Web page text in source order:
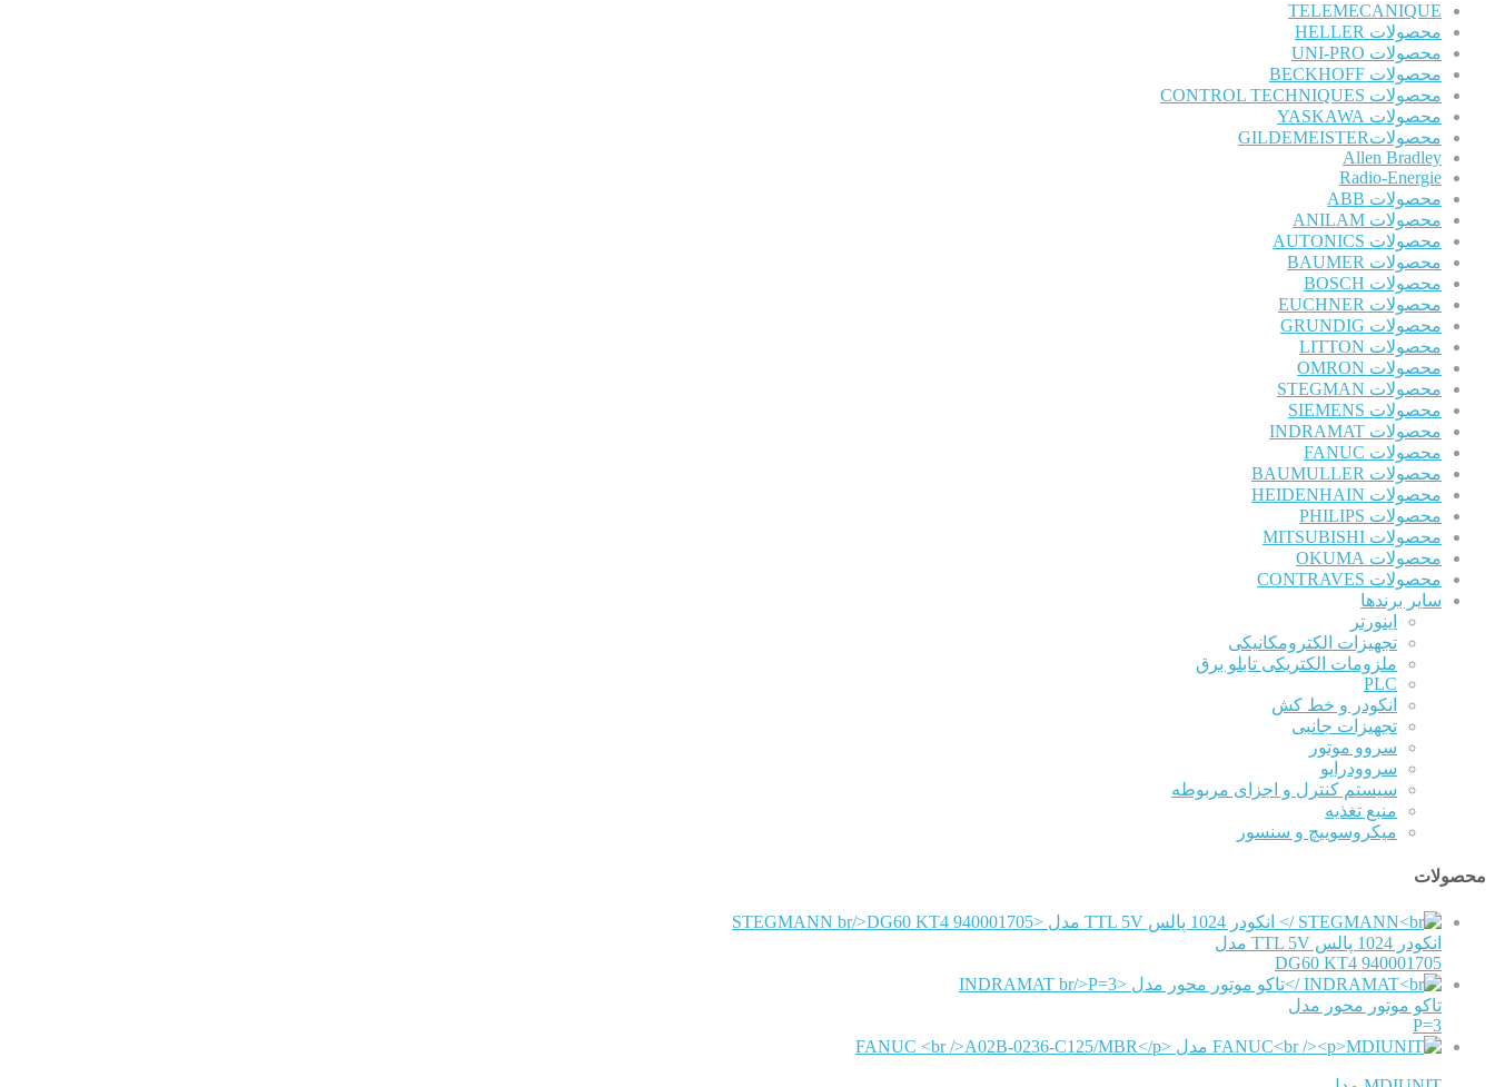
TELEMECANIQUE
محصولات HELLER
محصولات UNI-PRO
محصولات BECKHOFF
محصولات CONTROL TECHNIQUES
محصولات YASKAWA
محصولاتGILDEMEISTER
Allen Bradley
Radio-Energie
محصولات ABB
محصولات ANILAM
محصولات AUTONICS
محصولات BAUMER
محصولات BOSCH
محصولات EUCHNER
محصولات GRUNDIG
محصولات LITTON
محصولات OMRON
محصولات STEGMAN
محصولات SIEMENS
محصولات INDRAMAT
محصولات FANUC
محصولات BAUMULLER
محصولات HEIDENHAIN
محصولات PHILIPS
محصولات MITSUBISHI
محصولات OKUMA
محصولات CONTRAVES
سایر برندها
اینورتر
تجهیزات الکترومکانیکی
ملزومات الکتریکی تابلو برق
PLC
انکودر و خط کش
تجهیزات جانبی
سروو موتور
سروودرایو
سیستم کنترل و اجزای مربوطه
منبع تغذیه
میکروسوییچ و سنسور
محصولات
STEGMANN
انکودر 1024 پالس TTL 5V مدل
DG60 KT4 940001705
INDRAMAT
تاکو موتور محور مدل
P=3
FANUC